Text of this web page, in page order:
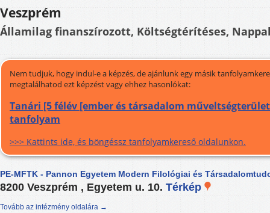
Veszprém
Államilag finanszírozott, Költségtérítéses,
Nem tudjuk, hogy indul-e a képzés, de ajánlunk egy másik
megtalálhatod ezt képzést vagy ehhez hasonlókat:
Tanári [5 félév [ember és társadalom
tanfolyam
>>> Kattints ide, és böngéssz tanfolyamkereső oldalunkon.
PE-MFTK - Pannon Egyetem Modern Filológiai és
8200 Veszprém , Egyetem u. 10. Térkép
Tovább az intézmény oldalára →